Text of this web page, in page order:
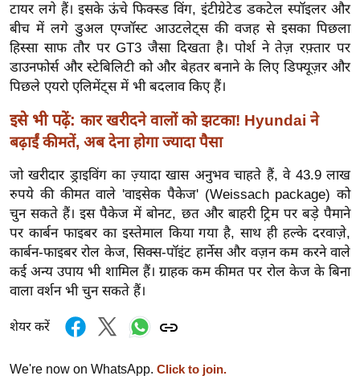
त
ऑ
टो
व
र्ल्ड
न्यू
ज
ब्री
फ
म
नो
रं
ज
ज
त
टायर लगे हैं। इसके ऊंचे फिक्स्ड विंग, इंटीग्रेटेड डकटेल स्पॉइलर और
बीच में लगे डुअल एग्जॉस्ट आउटलेट्स की वजह से इसका पिछला
हिस्सा साफ तौर पर GT3 जैसा दिखता है। पोर्श ने तेज़ रफ़्तार पर
डाउनफोर्स और स्टेबिलिटी को और बेहतर बनाने के लिए डिफ्यूज़र और
पिछले एयरो एलिमेंट्स में भी बदलाव किए हैं।
इसे भी पढ़ें: कार खरीदने वालों को झटका! Hyundai ने
बढ़ाईं कीमतें, अब देना होगा ज्यादा पैसा
जो खरीदार ड्राइविंग का ज़्यादा खास अनुभव चाहते हैं, वे 43.9 लाख
रुपये की कीमत वाले 'वाइसेक पैकेज' (Weissach package) को
चुन सकते हैं। इस पैकेज में बोनट, छत और बाहरी ट्रिम पर बड़े पैमाने
पर कार्बन फाइबर का इस्तेमाल किया गया है, साथ ही हल्के दरवाज़े,
कार्बन-फाइबर रोल केज, सिक्स-पॉइंट हार्नेस और वज़न कम करने वाले
कई अन्य उपाय भी शामिल हैं। ग्राहक कम कीमत पर रोल केज के बिना
वाला वर्शन भी चुन सकते हैं।
शेयर करें
We're now on WhatsApp. Click to join.